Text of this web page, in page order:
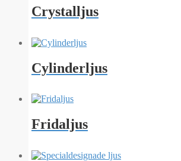
Crystalljus
Cylinderljus
Fridaljus